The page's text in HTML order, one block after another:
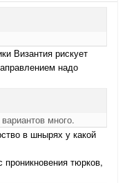
Византия рискует
надо
много.
в шнырях у какой
тюрков,